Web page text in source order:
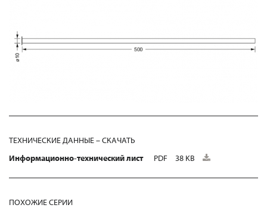
ТЕХНИЧЕСКИЕ ДАННЫЕ – СКАЧАТЬ
Информационно-технический лист
PDF 38 KB
ПОХОЖИЕ СЕРИИ